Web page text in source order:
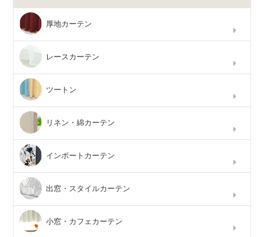
厚地カーテン
レースカーテン
ツートン
リネン・綿カーテン
インポートカーテン
出窓・スタイルカーテン
小窓・カフェカーテン